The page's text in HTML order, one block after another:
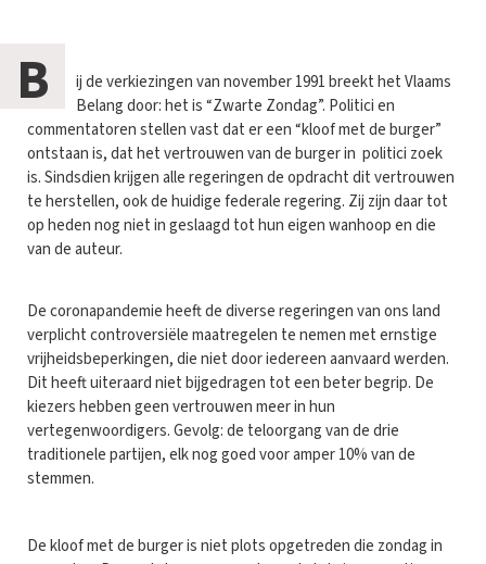
B
ij de verkiezingen van november 1991 breekt het Vlaams
Belang door: het is “Zwarte Zondag”. Politici en
commentatoren stellen vast dat er een “kloof met de burger”
ontstaan is, dat het vertrouwen van de burger in politici zoek
is. Sindsdien krijgen alle regeringen de opdracht dit vertrouwen
te herstellen, ook de huidige federale regering. Zij zijn daar tot
op heden nog niet in geslaagd tot hun eigen wanhoop en die
van de auteur.
De coronapandemie heeft de diverse regeringen van ons land
verplicht controversiële maatregelen te nemen met ernstige
vrijheidsbeperkingen, die niet door iedereen aanvaard werden.
Dit heeft uiteraard niet bijgedragen tot een beter begrip. De
kiezers hebben geen vertrouwen meer in hun
vertegenwoordigers. Gevolg: de teloorgang van de drie
traditionele partijen, elk nog goed voor amper 10% van de
stemmen.
De kloof met de burger is niet plots opgetreden die zondag in